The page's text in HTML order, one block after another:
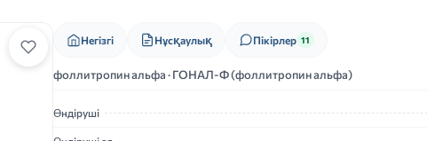
Негізгі Нұсқаулық Пікірлер 11
фоллитропин альфа · ГОНАЛ-Ф (фоллитропин альфа)
Өндіруші